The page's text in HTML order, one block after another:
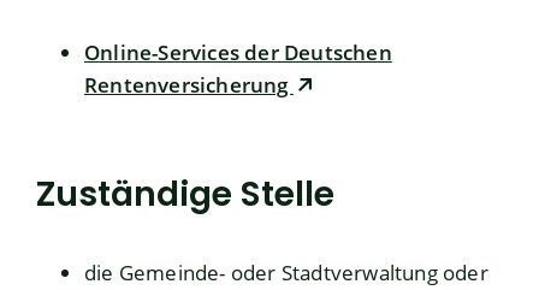
Online-Services der Deutschen
Rentenversicherung
Zuständige Stelle
die Gemeinde- oder Stadtverwaltung oder